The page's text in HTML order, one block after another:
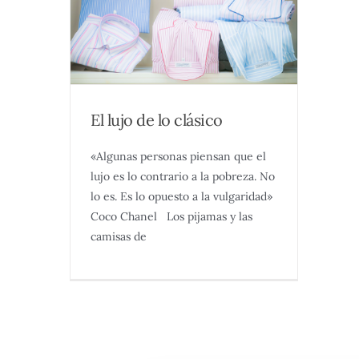
El lujo de lo clásico
«Algunas personas piensan que el
lujo es lo contrario a la pobreza. No
lo es. Es lo opuesto a la vulgaridad»
Coco Chanel Los pijamas y las
camisas de